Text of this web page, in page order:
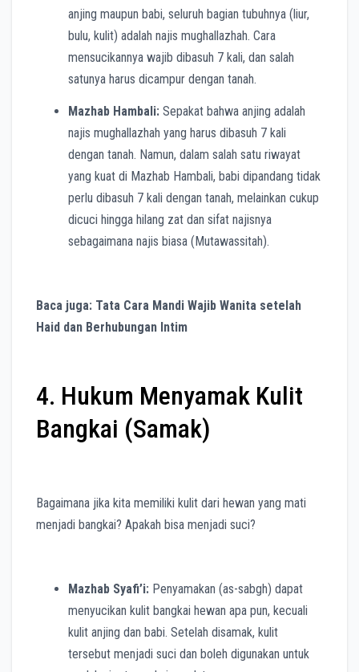
anjing maupun babi, seluruh bagian tubuhnya (liur,
bulu, kulit) adalah najis mughallazhah. Cara
mensucikannya wajib dibasuh 7 kali, dan salah
satunya harus dicampur dengan tanah.
Mazhab Hambali: Sepakat bahwa anjing adalah
najis mughallazhah yang harus dibasuh 7 kali
dengan tanah. Namun, dalam salah satu riwayat
yang kuat di Mazhab Hambali, babi dipandang tidak
perlu dibasuh 7 kali dengan tanah, melainkan cukup
dicuci hingga hilang zat dan sifat najisnya
sebagaimana najis biasa (Mutawassitah).
Baca juga: Tata Cara Mandi Wajib Wanita setelah
Haid dan Berhubungan Intim
4. Hukum Menyamak Kulit
Bangkai (Samak)
Bagaimana jika kita memiliki kulit dari hewan yang mati
menjadi bangkai? Apakah bisa menjadi suci?
Mazhab Syafi’i: Penyamakan (as-sabgh) dapat
menyucikan kulit bangkai hewan apa pun, kecuali
kulit anjing dan babi. Setelah disamak, kulit
tersebut menjadi suci dan boleh digunakan untuk